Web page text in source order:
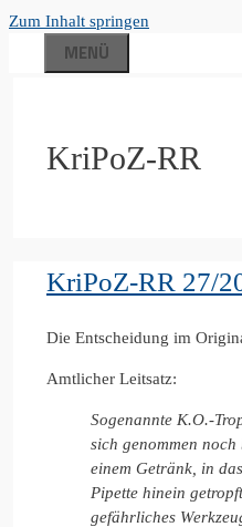
Zum Inhalt springen
MENÜ
KriPoZ-RR
KriPoZ-RR 27/
Die Entscheidung im
Amtlicher Leitsatz:
Sogenannte K.O.-
sich genommen
einem Getränk, in
Pipette hinein
gefährliches